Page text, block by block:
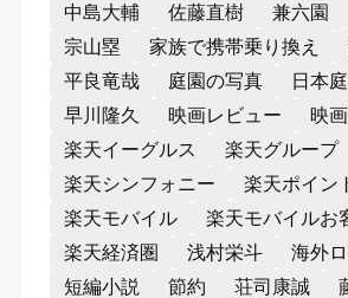
中島大輔
佐藤直樹 兼六園
宗山塁
家族で携帯乗り換え
平良竜哉
庭園の写真
日本
早川隆久
映画レビュー
映
楽天イーグルス
楽天グループ
楽天シンフォニー
楽天ポイン
楽天モバイル
楽天モバイルお
楽天経済圏
浅村栄斗
海外
短編小説
節約 荘司康誠